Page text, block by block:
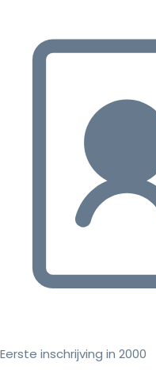
Eerste inschrijving in 2000